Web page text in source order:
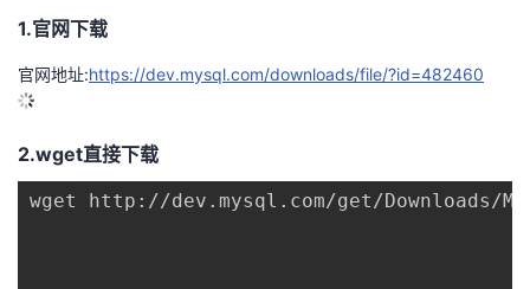
主
页
的
开
发
者
我
的
开
发
我
的
Programs
我
的
1.官网下载
官网地址:https://dev.mysql.com/downloads/file/?id=482460
2.wget直接下载
wget http://dev.mysql.com/get/Downloads/